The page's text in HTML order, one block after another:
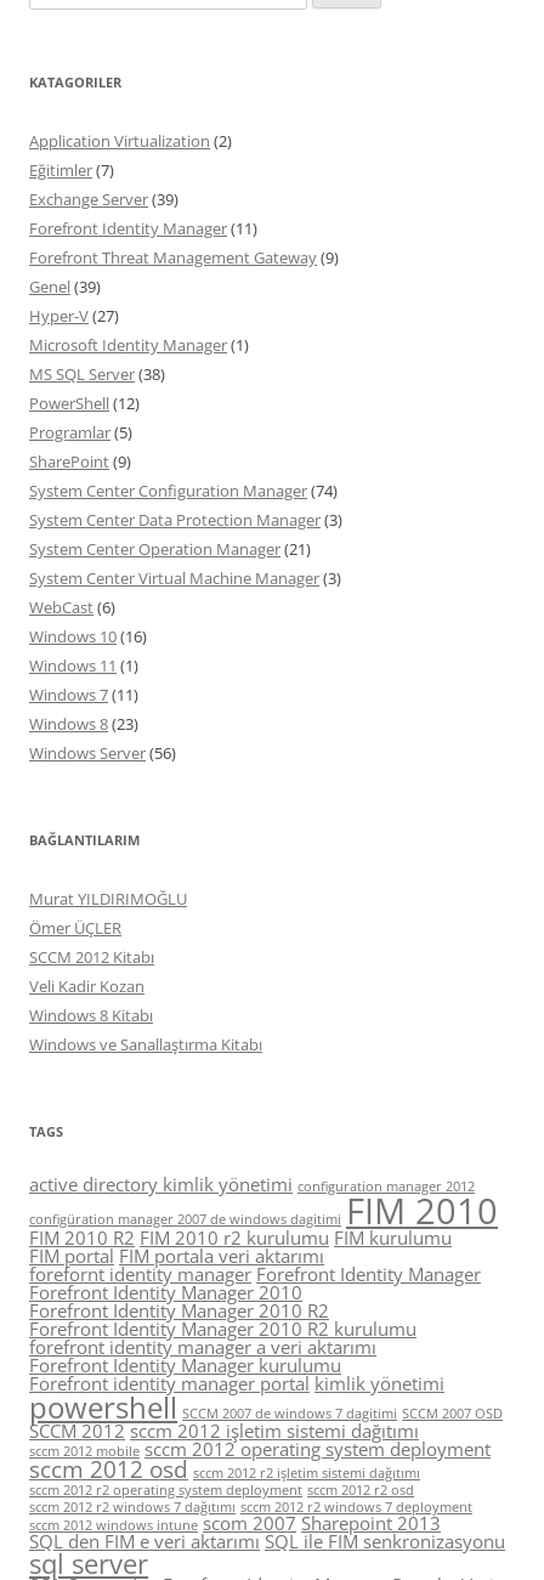
for:
KATAGORILER
Application Virtualization (2)
Eğitimler(7)
Exchange Server(39)
Forefront Identity Manager(11)
Forefront Threat Management Gateway(9)
Genel(39)
Hyper-V(27)
Microsoft Identity Manager(1)
MS SQL Server(38)
PowerShell(12)
Programlar(5)
SharePoint(9)
System Center Configuration Manager(74)
System Center Data Protection Manager(3)
System Center Operation Manager(21)
System Center Virtual Machine Manager(3)
WebCast(6)
Windows 10(16)
Windows 11 (1)
Windows 7(11)
Windows 8(23)
Windows Server(56)
BAĞLANTILARIM
Murat YILDIRIMOĞLU
Ömer ÜÇLER
SCCM 2012 Kitabı
Veli Kadir Kozan
Windows 8 Kitabı
Windows ve Sanallaştırma Kitabı
TAGS
active directory kimlik yönetimi configuration manager 2012
configüration manager 2007 de windows dagitimi FIM 2010
FIM 2010 R2 FIM 2010 r2 kurulumu FIM kurulumu
FIM portal FIM portala veri aktarımı
forefornt identity manager Forefront Identity Manager
Forefront Identity Manager 2010
Forefront Identity Manager 2010 R2
Forefront Identity Manager 2010 R2 kurulumu
forefront identity manager a veri aktarımı
Forefront Identity Manager kurulumu
Forefront identity manager portal kimlik yönetimi
powershell SCCM 2007 de windows 7 dagitimi SCCM 2007 OSD
SCCM 2012 sccm 2012 işletim sistemi dağıtımı
sccm 2012 mobile sccm 2012 operating system deployment
sccm 2012 osd sccm 2012 r2 işletim sistemi dağıtımı
sccm 2012 r2 operating system deployment sccm 2012 r2 osd
sccm 2012 r2 windows 7 dağıtımı sccm 2012 r2 windows 7 deployment
sccm 2012 windows intune scom 2007 Sharepoint 2013
SQL den FIM e veri aktarımı SQL ile FIM senkronizasyonu
sql server